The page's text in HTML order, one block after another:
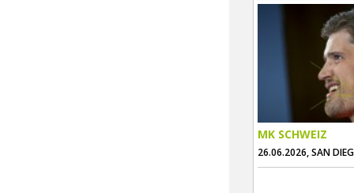
MK SCHWEIZ
26.06.2026, SAN